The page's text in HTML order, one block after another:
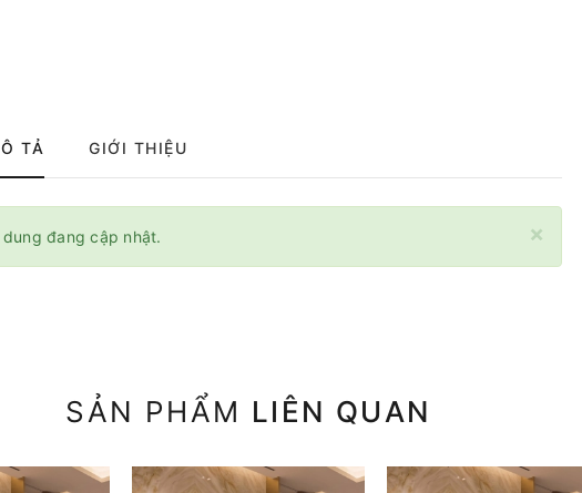
TẢ GIỚI THIỆU
×
dung đang cập nhật.
SẢN PHẨM LIÊN QUAN